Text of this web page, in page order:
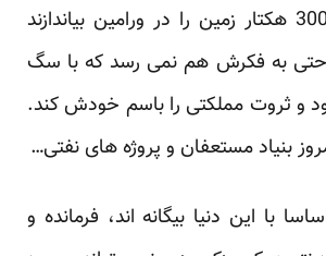
اسمش کنند، یا 300 هکتار زمین را در ورامین بیاندازند
به فکرش هم نمی رسد که با سگ
و ثروت مملکتی را باسم خودش کند.
بنیاد مستعفان و پروژه های نفتی…
با این دنیا بیگانه اند، فرمانده و